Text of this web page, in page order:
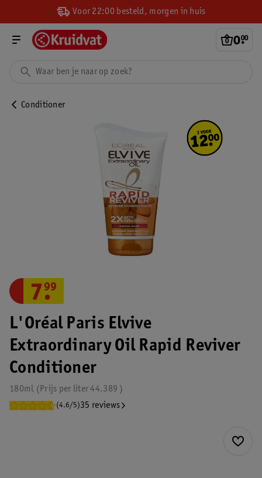
Voor 22:00 besteld, morgen in huis
0.
00
Conditioner
L'Oréal Paris Elvive
Extraordinary Oil Rapid Reviver
Conditioner
180ml 44.389
Prijs per liter
(4.6/5)35 reviews
7.
99